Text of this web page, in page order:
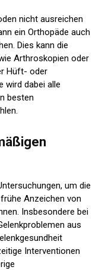
nicht ausreichen
ein Orthopäde auch
Dies kann die
Arthroskopien oder
Hüft- oder
wird dabei alle
besten
um die
Anzeichen von
Insbesondere bei
aus
Interventionen